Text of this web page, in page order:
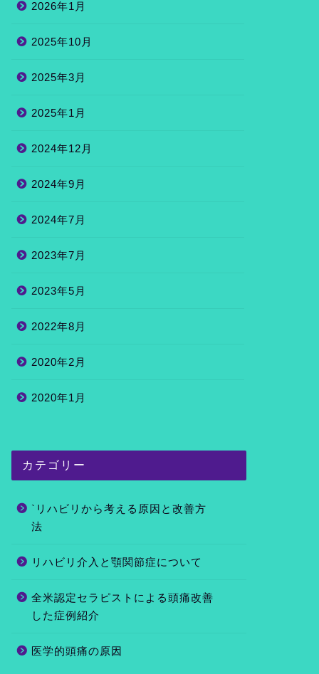
2026年1月
2025年10月
2025年3月
2025年1月
2024年12月
2024年9月
2024年7月
2023年7月
2023年5月
2022年8月
2020年2月
2020年1月
カテゴリー
`リハビリから考える原因と改善方
法
リハビリ介入と顎関節症について
全米認定セラピストによる頭痛改善
した症例紹介
医学的頭痛の原因